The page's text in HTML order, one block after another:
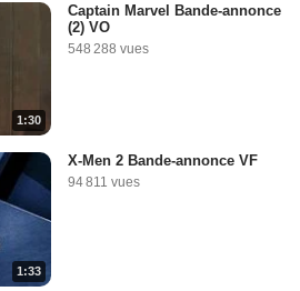
Les ordinateurs de bord
Les caméos de Stan Lee
1:30
Captain Marvel Bande-annonce
(2) VO
548 288 vues
1:33
X-Men 2 Bande-annonce VF
94 811 vues